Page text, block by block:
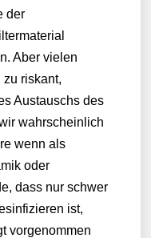
der
Aber vielen
riskant,
Austauschs des
wahrscheinlich
wenn als
oder
dass nur schwer
ist,
vorgenommen